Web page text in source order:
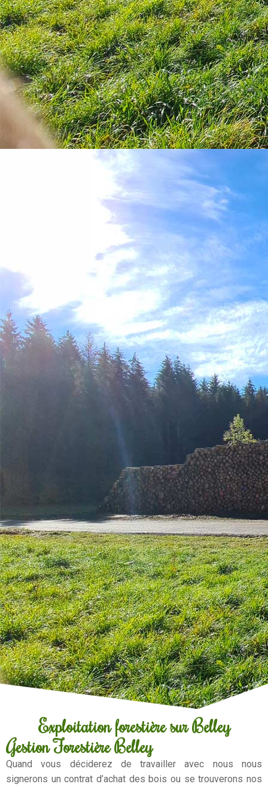
Exploitation forestière sur Belley
Gestion Forestière Belley
Quand vous déciderez de travailler avec nous nous
signerons un contrat d’achat des bois ou se trouverons nos